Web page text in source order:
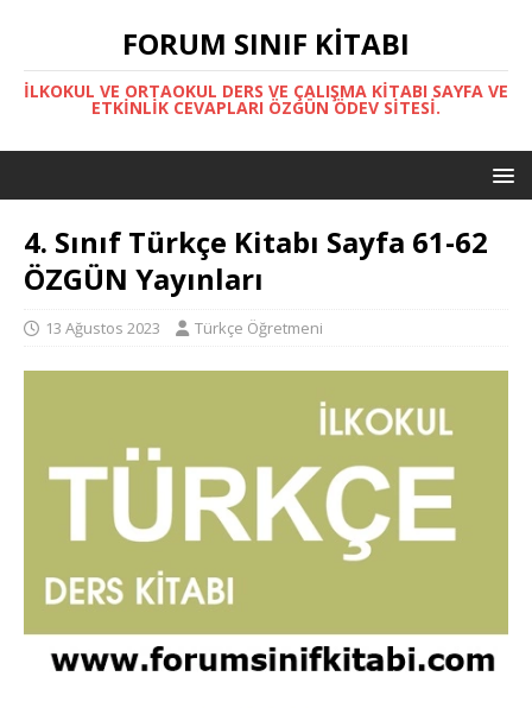
FORUM SINIF KITABI
İLKOKUL VE ORTAOKUL DERS VE ÇALIŞMA KITABI SAYFA VE
ETKINLIK CEVAPLARI ÖZGÜN ÖDEV SITESI.
4. Sınıf Türkçe Kitabı Sayfa 61-62
ÖZGÜN Yayınları
13 Ağustos 2023 Türkçe Öğretmeni